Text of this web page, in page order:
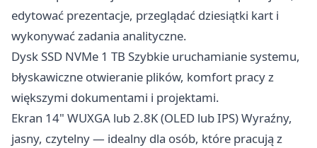
edytować prezentacje, przeglądać dziesiątki kart i
wykonywać zadania analityczne.
Dysk SSD NVMe 1 TB Szybkie uruchamianie systemu,
błyskawiczne otwieranie plików, komfort pracy z
większymi dokumentami i projektami.
Ekran 14" WUXGA lub 2.8K (OLED lub IPS) Wyraźny,
jasny, czytelny — idealny dla osób, które pracują z